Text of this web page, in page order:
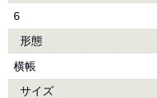
6
形態
横帳
サイズ